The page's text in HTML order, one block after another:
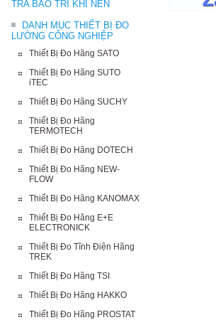
TRA BẢO TRÌ KHÍ NÉN
DANH MỤC THIẾT BỊ ĐO
LƯỜNG CÔNG NGHIỆP
Thiết Bị Đo Hãng SATO
Thiết Bị Đo Hãng SUTO
iTEC
Thiết Bị Đo Hãng SUCHY
Thiết Bị Đo Hãng
TERMOTECH
Thiết Bị Đo Hãng DOTECH
Thiết Bị Đo Hãng NEW-
FLOW
Thiết Bị Đo Hãng KANOMAX
Thiết Bị Đo Hãng E+E
ELECTRONICK
Thiết Bị Đo Tĩnh Điện Hãng
TREK
Thiết Bị Đo Hãng TSI
Thiết Bị Đo Hãng HAKKO
Thiết Bị Đo Hãng PROSTAT